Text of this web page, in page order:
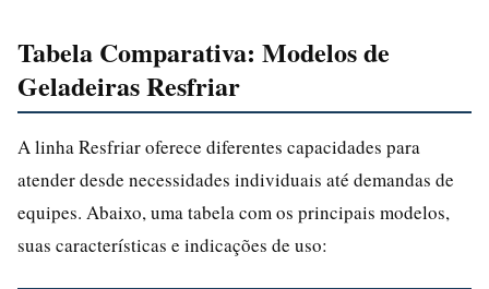
Tabela Comparativa: Modelos de
Geladeiras Resfriar
A linha Resfriar oferece diferentes capacidades para
atender desde necessidades individuais até demandas de
equipes. Abaixo, uma tabela com os principais modelos,
suas características e indicações de uso: